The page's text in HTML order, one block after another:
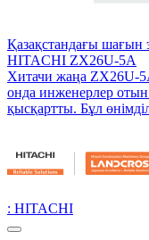
Қазақстандағы шағын
HITACHI ZX26U-5A
Хитачи жаңа ZX26U-
онда инженерлер
қысқартты. Бұл
: HITACHI